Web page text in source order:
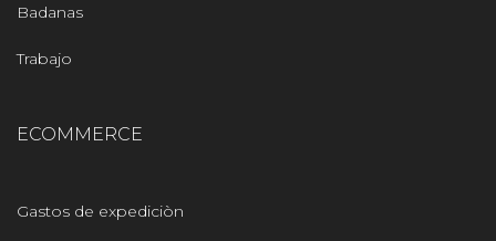
Badanas
Trabajo
ECOMMERCE
Gastos de expediciòn